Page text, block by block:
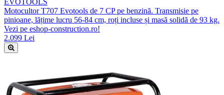
EVOTOOLS
Motocultor T707 Evotools de 7 CP pe benzină. Transmisie pe
pinioane, lățime lucru 56-84 cm, roți incluse și masă solidă de 93 kg.
Vezi pe eshop-construction.ro!
2.099 Lei